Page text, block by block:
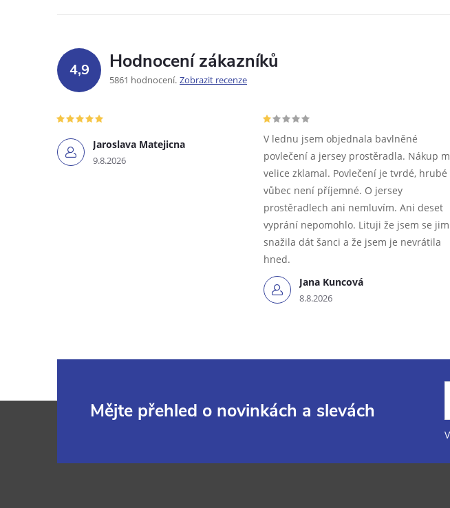
4,9 Hodnocení zákazníků
5861 hodnocení Zobrazit recenze
Jaroslava Matejicna
9.8.2026
Jana Kuncová
8.8.2026
V lednu jsem objednala bavlněné
povlečení a jersey prostěradla. Nákup
velice zklamal. Povlečení je tvrdé, hrubé
vůbec není příjemné. O jersey
prostěradlech ani nemluvím. Ani deset
vyprání nepomohlo. Lituji že jsem se jim
snažila dát šanci a že jsem je nevrátila
hned.
Mějte přehled o novinkách a slevách